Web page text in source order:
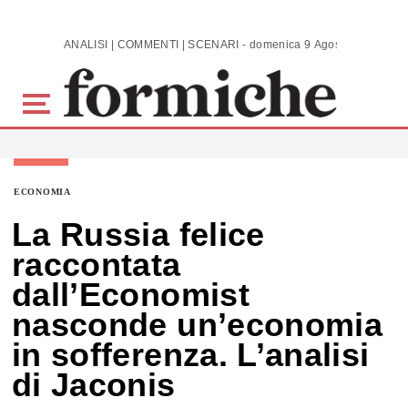
Skip to main content ANALISI | COMMENTI | SCENARI - domenica 9 Agosto 2026
ECONOMIA
La Russia felice
raccontata
dall’Economist
nasconde un’economia
in sofferenza. L’analisi
di Jaconis